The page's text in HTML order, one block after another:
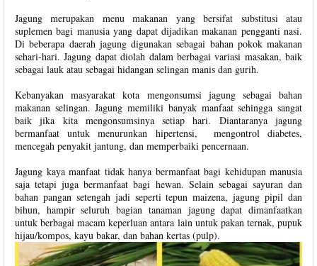
Jagung merupakan menu makanan yang bersifat substitusi atau
suplemen bagi manusia yang dapat dijadikan makanan pengganti nasi.
Di beberapa daerah jagung digunakan sebagai bahan pokok makanan
sehari-hari. Jagung dapat diolah dalam berbagai variasi masakan, baik
sebagai lauk atau sebagai hidangan selingan manis dan gurih.
Kebanyakan masyarakat kota mengonsumsi jagung sebagai bahan
makanan selingan. Jagung memiliki banyak manfaat sehingga sangat
baik jika kita mengonsumsinya setiap hari. Diantaranya jagung
bermanfaat untuk menurunkan hipertensi, mengontrol diabetes,
mencegah penyakit jantung, dan memperbaiki pencernaan.
Jagung kaya manfaat tidak hanya bermanfaat bagi kehidupan manusia
saja tetapi juga bermanfaat bagi hewan. Selain sebagai sayuran dan
bahan pangan setengah jadi seperti tepun maizena, jagung pipil dan
bihun, hampir seluruh bagian tanaman jagung dapat dimanfaatkan
untuk berbagai macam keperluan antara lain untuk pakan ternak, pupuk
hijau/kompos, kayu bakar, dan bahan kertas (pulp).